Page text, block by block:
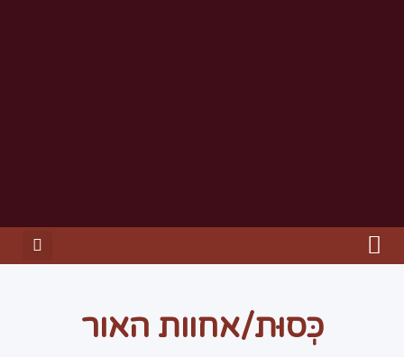
כְּסוּת/אחוות האור